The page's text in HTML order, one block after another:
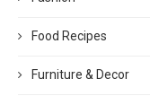
Food Recipes
Furniture & Decor